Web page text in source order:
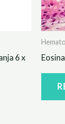
6 x